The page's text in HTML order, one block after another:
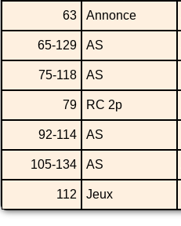
63
Annonce
65-129
AS
75-118
AS
79
RC 2p
92-114
AS
105-134
AS
112
Jeux